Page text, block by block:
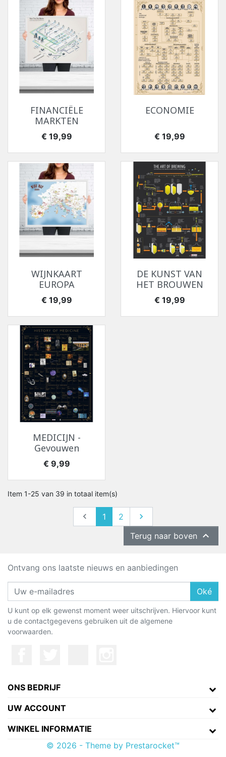
FINANCIËLE
MARKTEN
Prijs
€ 19,99
ECONOMIE
Prijs
€ 19,99
WIJNKAART
EUROPA
Prijs
€ 19,99
DE KUNST VAN
HET BROUWEN
Prijs
€ 19,99
MEDICIJN -
Gevouwen
Prijs
€ 9,99
Item 1-25 van 39 in totaal item(s)
Vorige
 1 2 Volgende

Terug naar boven 
Ontvang ons laatste nieuws en aanbiedingen
Oké
U kunt op elk gewenst moment weer uitschrijven. Hiervoor kunt
u de contactgegevens gebruiken uit de algemene
voorwaarden.
ONS BEDRIJF
UW ACCOUNT
WINKEL INFORMATIE
© 2026 - Theme by Prestarocket™